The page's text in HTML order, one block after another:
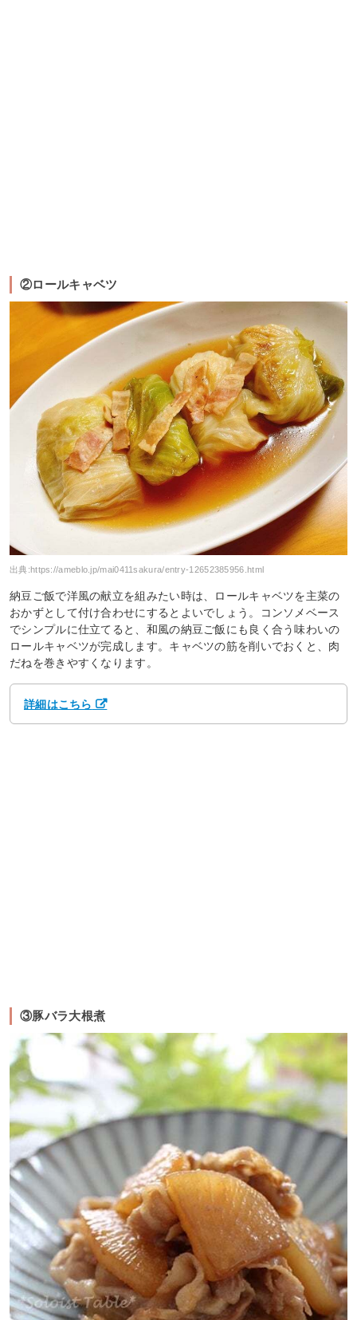
②ロールキャベツ
出典:https://ameblo.jp/mai0411sakura/entry-12652385956.html
納豆ご飯で洋風の献立を組みたい時は、ロールキャベツを主菜の
おかずとして付け合わせにするとよいでしょう。コンソメベース
でシンプルに仕立てると、和風の納豆ご飯にも良く合う味わいの
ロールキャベツが完成します。キャベツの筋を削いでおくと、肉
だねを巻きやすくなります。
詳細はこちら
③豚バラ大根煮